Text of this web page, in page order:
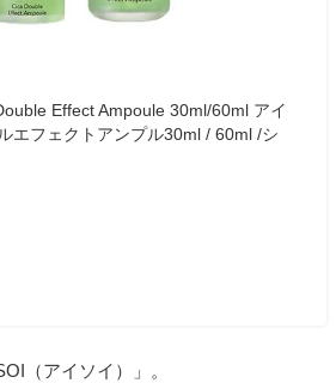
Effect Ampoule 30ml/60ml アイ
エフェクトアンプル30ml / 60ml /シ
（アイソイ）」。